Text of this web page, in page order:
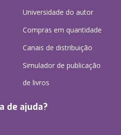
Universidade do autor
Compras em quantidade
Canais de distribuição
Simulador de publicação
de livros
de ajuda?